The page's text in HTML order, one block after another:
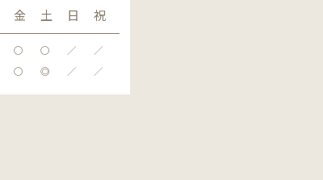
金 土 日
祝
〇 〇 ／ ／
〇 ◎ ／ ／